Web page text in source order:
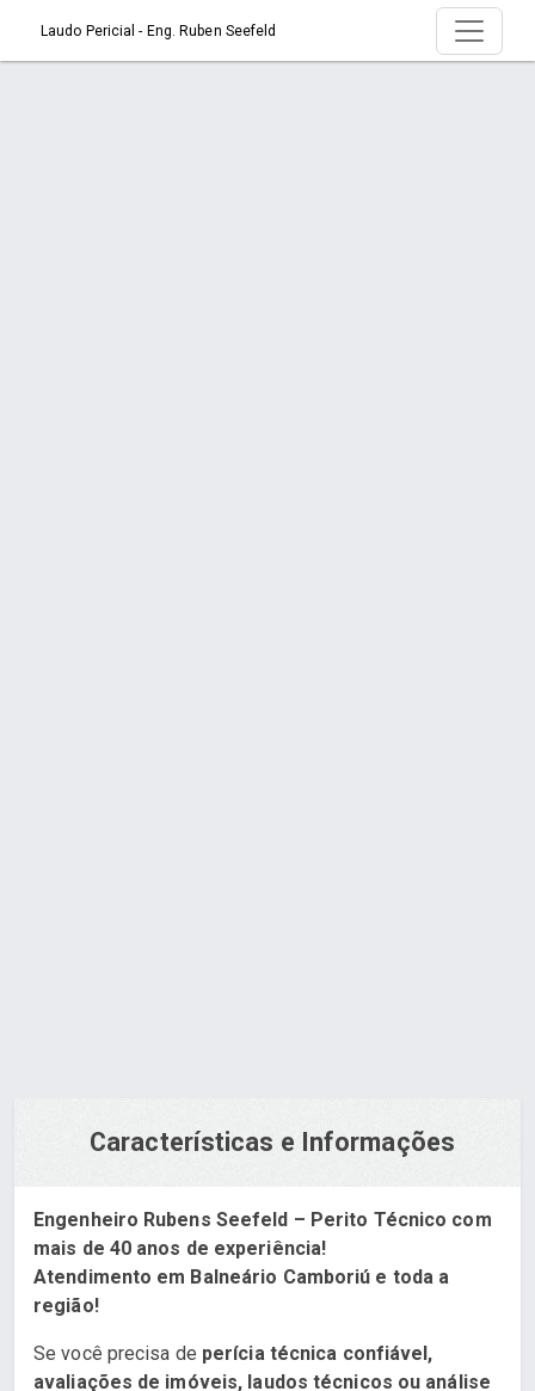
Laudo Pericial - Eng. Ruben Seefeld
Características e Informações
Engenheiro Rubens Seefeld – Perito Técnico com
mais de 40 anos de experiência!
Atendimento em Balneário Camboriú e toda a
região!
Se você precisa de perícia técnica confiável,
avaliações de imóveis, laudos técnicos ou análise